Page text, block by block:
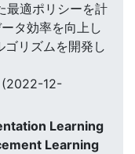
最適ポリシーを計
タ効率を向上し
ゴリズムを開発し
(2022-12-
Learning
Learning